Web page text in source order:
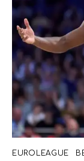
EUROLEAGUE